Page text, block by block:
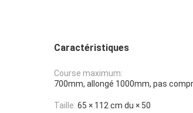
Caractéristiques
Course maximum:
700mm, allongé 1000mm, pas
Taille: 65 × 112 cm du × 50